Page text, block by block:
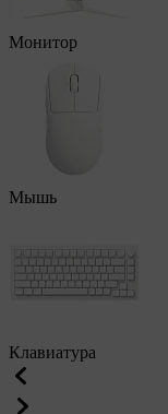
Монитор
Мышь
Клавиатура